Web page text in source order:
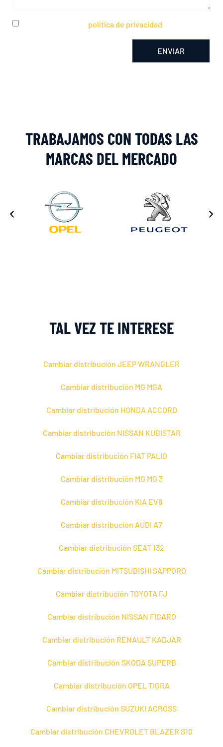
política de privacidad
ENVIAR
TRABAJAMOS CON TODAS LAS
MARCAS DEL MERCADO
TAL VEZ TE INTERESE
Cambiar distribución JEEP WRANGLER
Cambiar distribución MG MGA
Cambiar distribución HONDA ACCORD
Cambiar distribución NISSAN KUBISTAR
Cambiar distribución FIAT PALIO
Cambiar distribución MG MG 3
Cambiar distribución KIA EV6
Cambiar distribución AUDI A7
Cambiar distribución SEAT 132
Cambiar distribución MITSUBISHI SAPPORO
Cambiar distribución TOYOTA FJ
Cambiar distribución NISSAN FIGARO
Cambiar distribución RENAULT KADJAR
Cambiar distribución SKODA SUPERB
Cambiar distribución OPEL TIGRA
Cambiar distribución SUZUKI ACROSS
Cambiar distribución CHEVROLET BLAZER S10